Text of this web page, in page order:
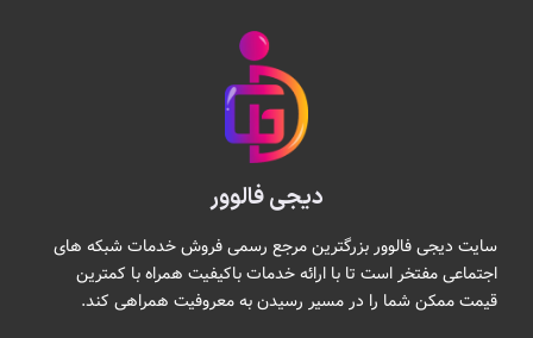
دیجی فالوور
سایت دیجی فالوور بزرگترین مرجع رسمی فروش خدمات شبکه های
اجتماعی مفتخر است تا با ارائه خدمات باکیفیت همراه با کمترین
قیمت ممکن شما را در مسیر رسیدن به معروفیت همراهی کند.